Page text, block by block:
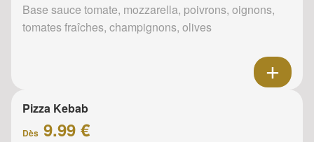
Base sauce tomate, mozzarella, poivrons, oignons,
tomates fraîches, champignons, olives
Pizza Kebab
Dès 9.99 €